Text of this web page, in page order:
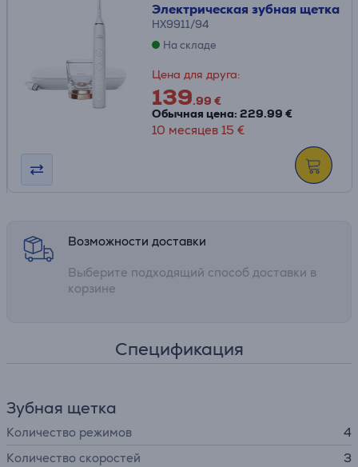
Электрическая зубная щетка
HX9911/94
На складе
Цена для друга:
139.99 €
Обычная цена: 229.99 €
10 месяцев 15 €
Возможности доставки
Выберите подходящий способ доставки в
корзине
Спецификация
Зубная щетка
Количество режимов
4
Количество скоростей
3